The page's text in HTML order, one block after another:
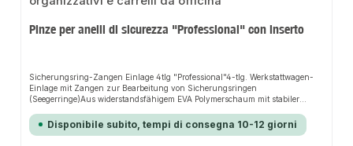
Pinze per anelli di sicurezza "Professional" con inserto
Sicherungsring-Zangen Einlage 4tlg "Professional"4-tlg. Werkstattwagen-
Einlage mit Zangen zur Bearbeitung von Sicherungsringen
(Seegerringe)Aus widerstandsfähigem EVA Polymerschaum mit stabiler
lesbare Werkzeugbeschriftung für mehr ÜbersichtlichkeitHochwertige Optik,
höhere Stabilität und geringere Schmutzanfälligkeit durch
Disponibile subito, tempi di consegna 10-12 giorni